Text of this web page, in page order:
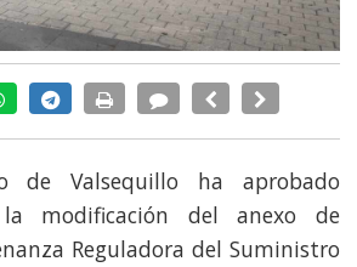
de Valsequillo ha aprobado
modificación del anexo de
Reguladora del Suministro